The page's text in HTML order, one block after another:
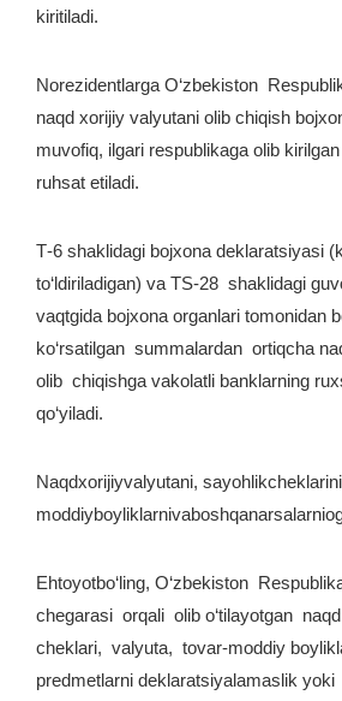
kiritiladi.
Norezidentlarga O‘zbekiston
naqd xorijiy valyutani olib chiqish
muvofiq, ilgari respublikaga olib
ruhsat etiladi.
Т-6 shaklidagi bojxona deklaratsiyasi
to‘ldiriladigan) va TS-28 shaklidagi
vaqtgida bojxona organlari tomonidan
ko‘rsatilgan summalardan ortiqcha
olib chiqishga vakolatli banklarning
qo‘yiladi.
Naqdxorijiyvalyutani,
Ehtoyotbo‘ling, O‘zbekiston
chegarasi orqali olib o‘tilayotgan
cheklari, valyuta, tovar-moddiy
predmetlarni deklaratsiyalamaslik yoki